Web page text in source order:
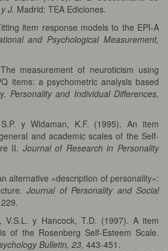
J. Madrid: TEA Ediciones.
item response models to the EPI-A
and Psychological Measurement,
measurement of neuroticism using
items: a psychometric analysis based
Personality and Individual Differences,
y Widaman, K.F. (1995). An item
and academic scales of the Self-
II. Journal of Research in Personality
alternative «description of personality»:
Journal of Personality and Social
V.S.L. y Hancock, T.D. (1997). A item
of the Rosenberg Self-Esteem Scale.
Bulletin, 23, 443-451.